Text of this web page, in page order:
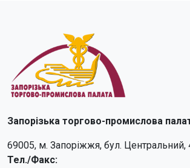
Запорізька торгово-промислова
69005, м. Запоріжжя, бул. Центральний,
Тел./Факс: